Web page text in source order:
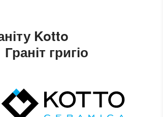
Kotto
григіо